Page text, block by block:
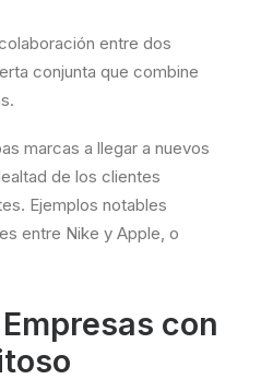
entre dos
conjunta que combine
marcas a llegar a nuevos
de los clientes
Ejemplos notables
entre Nike y Apple, o
con